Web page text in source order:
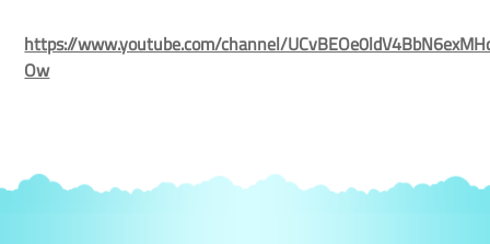
https://www.youtube.com/channel/
Ow